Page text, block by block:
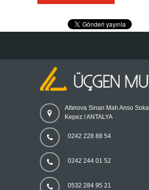
Altınova Sinan Mah Anso
Kepez / ANTALYA
0242 228 88 54
0242 244 01 52
0532 284 95 21